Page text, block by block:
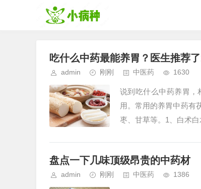
吃什么中药最能养胃？医生推荐
admin 刚刚 中医药 1630
说到吃什么中药养胃，
用。常用的养胃中药有
枣、甘草等。1、白术
盘点一下几味顶级昂贵的中药材
admin 刚刚 中医药 1386